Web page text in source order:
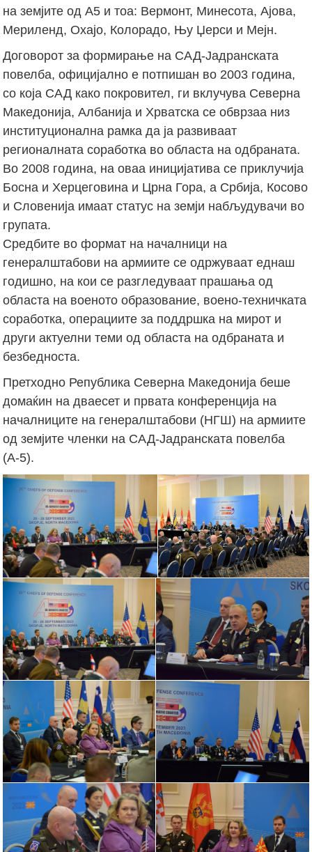
на земјите од А5 и тоа: Вермонт, Минесота, Ајова,
Мериленд, Охајо, Колорадо, Њу Џерси и Мејн.
Договорот за формирање на САД-Јадранската
повелба, официјално е потпишан во 2003 година,
со која САД како покровител, ги вклучува Северна
Македонија, Албанија и Хрватска се обврзаа низ
институционална рамка да ја развиваат
регионалната соработка во областа на одбраната.
Во 2008 година, на оваа иницијатива се приклучија
Босна и Херцеговина и Црна Гора, а Србија, Косово
и Словенија имаат статус на земји набљудувачи во
групата.
Средбите во формат на началници на
генералштабови на армиите се одржуваат еднаш
годишно, на кои се разгледуваат прашања од
областа на военото образование, воено-техничката
соработка, операциите за поддршка на мирот и
други актуелни теми од областа на одбраната и
безбедноста.
Претходно Република Северна Македонија беше
домаќин на дваесет и првата конференција на
началниците на генералштабови (НГШ) на армиите
од земјите членки на САД-Јадранската повелба
(А-5).